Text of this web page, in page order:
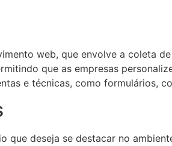
web, que envolve a coleta
que as empresas
e técnicas, como formulários,
deseja se destacar no